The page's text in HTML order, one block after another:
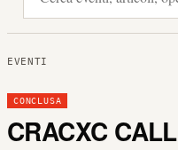
EVENTI
CONCLUSA
CRACXC